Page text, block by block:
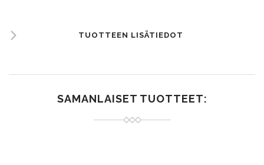
TUOTTEEN LISÄTIEDOT
SAMANLAISET TUOTTEET: